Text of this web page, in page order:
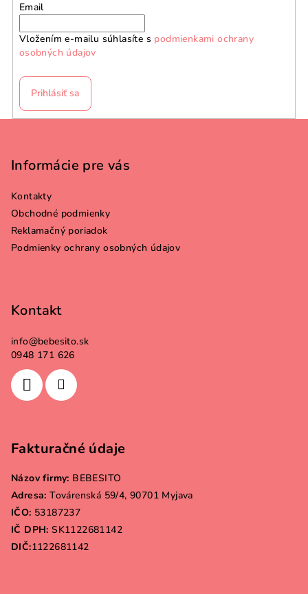
Email
Vložením e-mailu súhlasíte s podmienkami ochrany
osobných údajov
Prihlásiť sa
Informácie pre vás
Kontakty
Obchodné podmienky
Reklamačný poriadok
Podmienky ochrany osobných údajov
Kontakt
info@bebesito.sk
0948 171 626
Fakturačné údaje
Názov firmy: BEBESITO
Adresa: Továrenská 59/4, 90701 Myjava
IČO: 53187237
IČ DPH: SK1122681142
DIČ:1122681142